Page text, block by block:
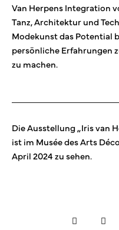
Van Herpens Integration
Tanz, Architektur und
Modekunst das Potential
persönliche Erfahrungen
zu machen.
Die Ausstellung „Iris van
ist im Musée des Arts
April 2024 zu sehen.